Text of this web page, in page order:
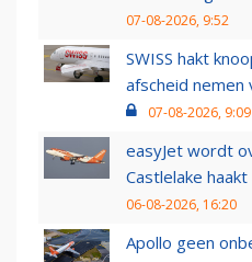
07-08-2026, 9:52
SWISS hakt
afscheid
07-08-2026, 9:09
easyJet wordt
Castlelake haakt
06-08-2026, 16:20
Apollo geen